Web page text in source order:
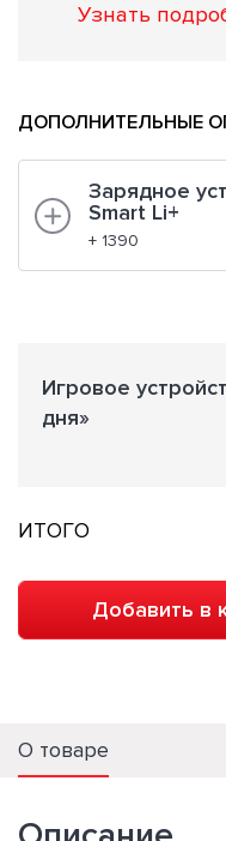
Узнать
ДОПОЛНИТЕЛЬНЫЕ
Зарядное
Smart Li+
+ 1390
Игровое
дня»
ИТОГО
Добавить в
О товаре